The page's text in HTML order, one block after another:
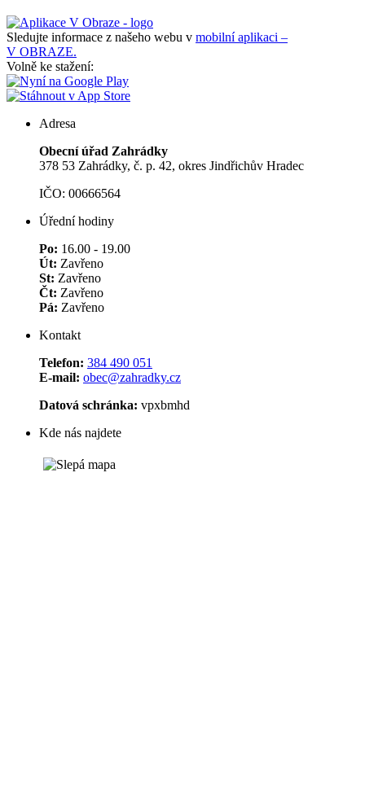
Sledujte informace z našeho webu v mobilní aplikaci –
V OBRAZE.
Volně ke stažení:
Adresa
Obecní úřad Zahrádky
378 53 Zahrádky, č. p. 42, okres Jindřichův Hradec
IČO: 00666564
Úřední hodiny
Po: 16.00 - 19.00
Út: Zavřeno
St: Zavřeno
Čt: Zavřeno
Pá: Zavřeno
Kontakt
Telefon: 384 490 051
E-mail: obec@zahradky.cz
Datová schránka: vpxbmhd
Kde nás najdete